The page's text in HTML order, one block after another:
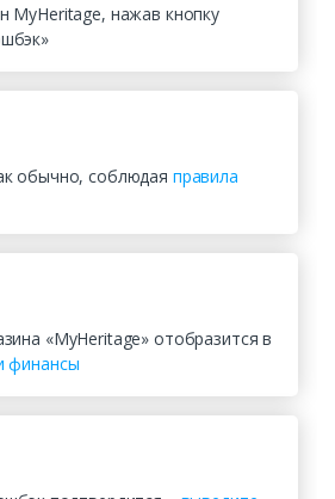
MyHeritage, нажав кнопку
обычно, соблюдая правила
«MyHeritage» отобразится в
финансы